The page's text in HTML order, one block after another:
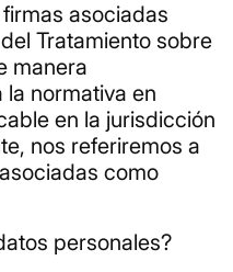
asociadas
Tratamiento sobre
manera
normativa en
en la jurisdicción
nos referiremos a
como
personales?